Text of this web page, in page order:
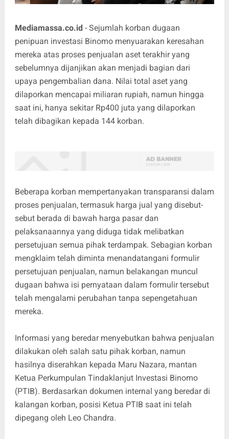
Mediamassa.co.id- Sejumlah korban dugaan
penipuan investasi Binomo menyuarakan keresahan
mereka atas proses penjualan aset terakhir yang
sebelumnya dijanjikan akan menjadi bagian dari
upaya pengembalian dana. Nilai total aset yang
dilaporkan mencapai miliaran rupiah, namun hingga
saat ini, hanya sekitar Rp400 juta yang dilaporkan
telah dibagikan kepada 144 korban.
Beberapa korban mempertanyakan transparansi dalam
proses penjualan, termasuk harga jual yang disebut-
sebut berada di bawah harga pasar dan
pelaksanaannya yang diduga tidak melibatkan
persetujuan semua pihak terdampak. Sebagian korban
mengklaim telah diminta menandatangani formulir
persetujuan penjualan, namun belakangan muncul
dugaan bahwa isi pernyataan dalam formulir tersebut
telah mengalami perubahan tanpa sepengetahuan
mereka.
Informasi yang beredar menyebutkan bahwa penjualan
dilakukan oleh salah satu pihak korban, namun
hasilnya diserahkan kepada Maru Nazara, mantan
Ketua Perkumpulan Tindaklanjut Investasi Binomo
(PTIB). Berdasarkan dokumen internal yang beredar di
kalangan korban, posisi Ketua PTIB saat ini telah
dipegang oleh Leo Chandra.